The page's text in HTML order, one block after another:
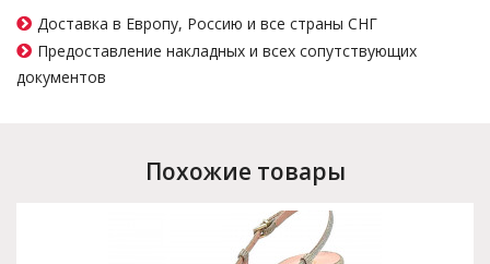
Доставка в Европу, Россию и все страны СНГ
Предоставление накладных и всех сопутствующих
документов
Похожие товары